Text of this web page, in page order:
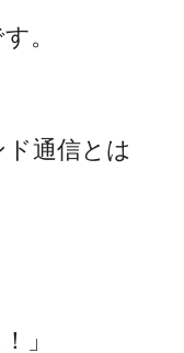
。
通信とは
」